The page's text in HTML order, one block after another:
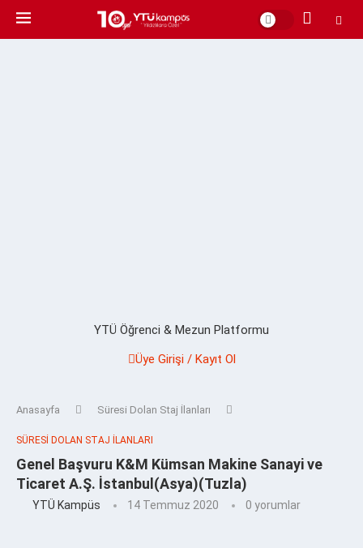
YTÜ Öğrenci & Mezun Platformu
Üye Girişi / Kayıt Ol
Anasayfa Süresi Dolan Staj İlanları
SÜRESI DOLAN STAJ İLANLARI
Genel Başvuru K&M Kümsan Makine Sanayi ve
Ticaret A.Ş. İstanbul(Asya)(Tuzla)
YTÜ Kampüs 14 Temmuz 2020 0 yorumlar